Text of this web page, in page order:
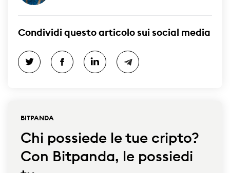
Condividi questo articolo sui social media
BITPANDA
Chi possiede le tue cripto?
Con Bitpanda, le possiedi